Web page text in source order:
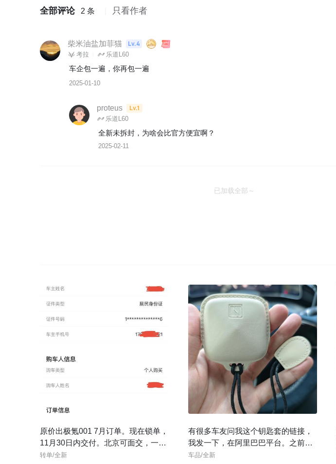
全部评论 2 条 只看作者
柴米油盐加菲猫 Lv.4
考拉 乐道L60
车企包一遍，你再包一遍
2025-01-10
proteus Lv.1
乐道L60
全新未拆封，为啥会比官方便宜啊？
2025-02-11
已加载全部～
原价出极氪001 7月订单。现在锁单，
11月30日内交付。北京可面交，一对
一协助转单，保证效率和安全
转单/全新
有很多车友问我这个钥匙套的链接，
我发一下，在阿里巴巴平台。之前众
筹过，现在还有部分款式，选代发可
车品/全新